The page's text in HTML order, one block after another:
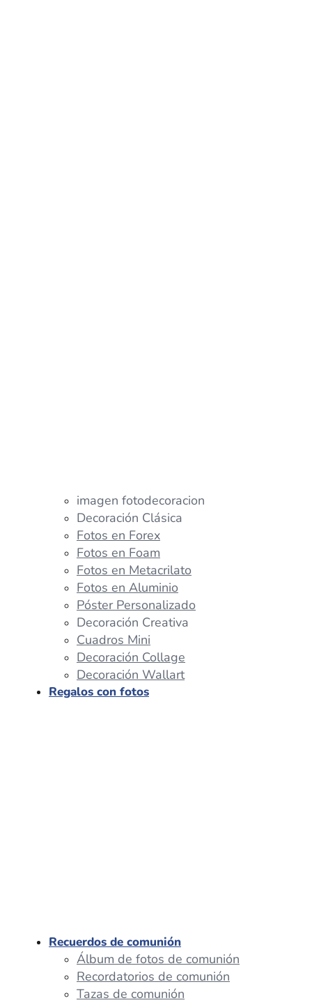
imagen fotodecoracion
Decoración Clásica
Fotos en Forex
Fotos en Foam
Fotos en Metacrilato
Fotos en Aluminio
Póster Personalizado
Decoración Creativa
Cuadros Mini
Decoración Collage
Decoración Wallart
Regalos con fotos
Recuerdos de comunión
Álbum de fotos de comunión
Recordatorios de comunión
Tazas de comunión